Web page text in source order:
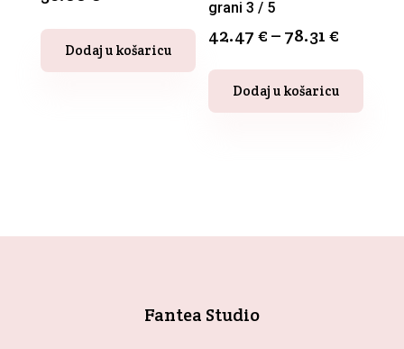
odabrati
Dodaj u košaricu
grani 3 / 5
42.47€–78.31€
Dodaj u košaricu
proizvod
stranici
Fantea Studio